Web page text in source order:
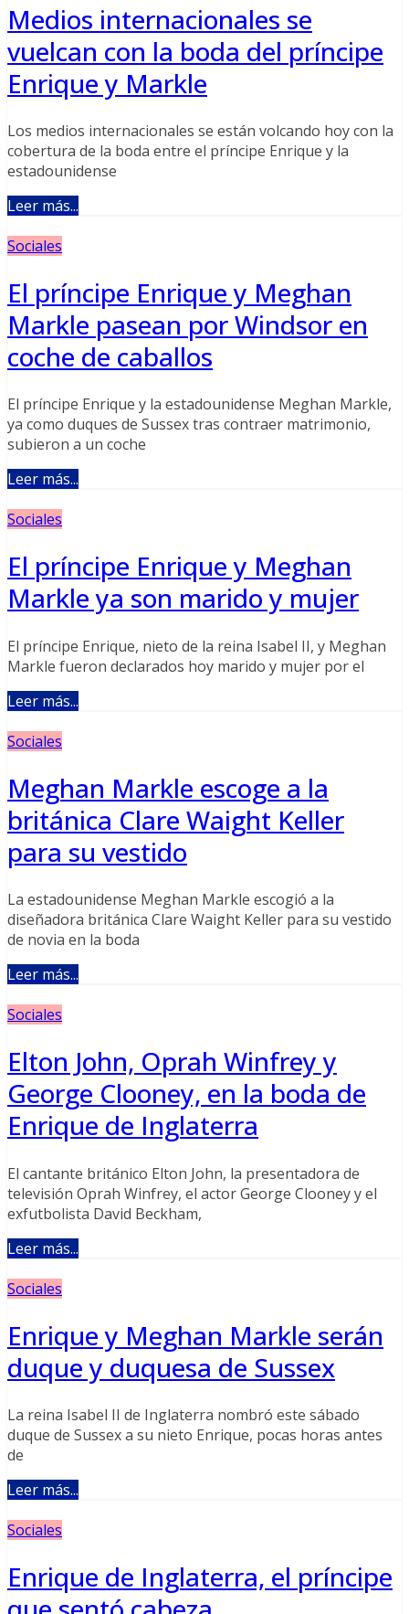
Medios internacionales se
vuelcan con la boda del príncipe
Enrique y Markle
Los medios internacionales se están volcando hoy con la
cobertura de la boda entre el príncipe Enrique y la
estadounidense
Leer más...
Sociales
El príncipe Enrique y Meghan
Markle pasean por Windsor en
coche de caballos
El príncipe Enrique y la estadounidense Meghan Markle,
ya como duques de Sussex tras contraer matrimonio,
subieron a un coche
Leer más...
Sociales
El príncipe Enrique y Meghan
Markle ya son marido y mujer
El príncipe Enrique, nieto de la reina Isabel II, y Meghan
Markle fueron declarados hoy marido y mujer por el
Leer más...
Sociales
Meghan Markle escoge a la
británica Clare Waight Keller
para su vestido
La estadounidense Meghan Markle escogió a la
diseñadora británica Clare Waight Keller para su vestido
de novia en la boda
Leer más...
Sociales
Elton John, Oprah Winfrey y
George Clooney, en la boda de
Enrique de Inglaterra
El cantante británico Elton John, la presentadora de
televisión Oprah Winfrey, el actor George Clooney y el
exfutbolista David Beckham,
Leer más...
Sociales
Enrique y Meghan Markle serán
duque y duquesa de Sussex
La reina Isabel II de Inglaterra nombró este sábado
duque de Sussex a su nieto Enrique, pocas horas antes
de
Leer más...
Sociales
Enrique de Inglaterra, el príncipe